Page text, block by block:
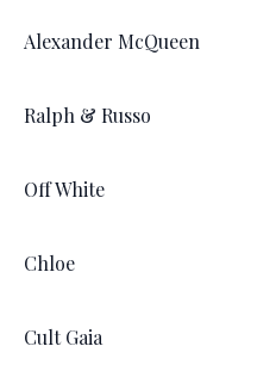
Alexander McQueen
Ralph & Russo
Off White
Chloe
Cult Gaia